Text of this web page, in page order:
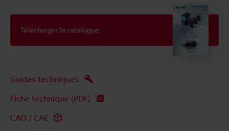
Télécharger le catalogue
Guides techniques
Fiche technique (PDF)
CAO / CAE